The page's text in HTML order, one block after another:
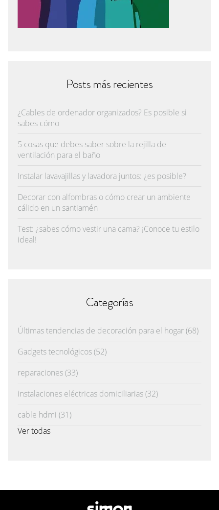
Posts más recientes
¿Cables de ordenador organizados? Es posible si
sabes cómo
5 cosas que debes saber sobre la rejilla de
ventilación para el baño
Instalar lavavajillas y lavadora juntos: ¿es posible?
Decorar con alfombras o cómo crear un ambiente
cálido en un santiamén
Test: ¿sabes cómo vestir una cama? ¡Conoce tu estilo
ideal!
Categorías
Últimas tendencias de decoración para el hogar(68)
Gadgets tecnológicos(52)
reparaciones(33)
instalaciones eléctricas domiciliarias(32)
cable hdmi (31)
Ver todas